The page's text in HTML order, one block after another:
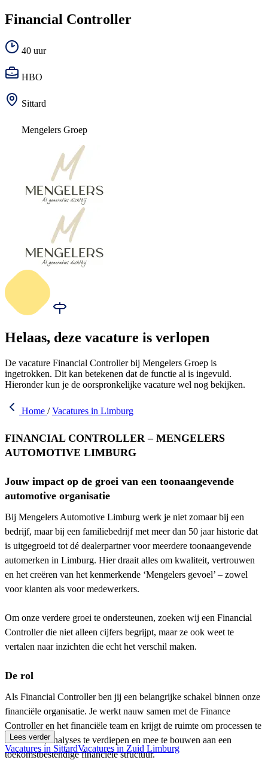
Financial Controller
40 uur
HBO
Sittard
Mengelers Groep
Helaas, deze vacature is verlopen
De vacature Financial Controller bij Mengelers Groep is
ingetrokken. Dit kan betekenen dat de functie al is ingevuld.
Hieronder kun je de oorspronkelijke vacature wel nog bekijken.
Home / Vacatures in Limburg
FINANCIAL CONTROLLER – MENGELERS
AUTOMOTIVE LIMBURG
Jouw impact op de groei van een toonaangevende
automotive organisatie
Bij Mengelers Automotive Limburg werk je niet zomaar bij een
bedrijf, maar bij een familiebedrijf met meer dan 50 jaar historie dat
is uitgegroeid tot dé dealerpartner voor meerdere toonaangevende
automerken in Limburg. Hier draait alles om kwaliteit, vertrouwen
en het creëren van het kenmerkende ‘Mengelers gevoel’ – zowel
voor klanten als voor medewerkers.
Om onze verdere groei te ondersteunen, zoeken wij een Financial
Controller die niet alleen cijfers begrijpt, maar ze ook weet te
vertalen naar inzichten die echt het verschil maken.
De rol
Als Financial Controller ben jij een belangrijke schakel binnen onze
financiële organisatie. Je werkt nauw samen met de Finance
Controller en het financiële team en krijgt de ruimte om processen te
verbeteren, analyses te verdiepen en mee te bouwen aan een
toekomstbestendige financiële structuur.
Lees verder
Vacatures in SittardVacatures in Zuid Limburg